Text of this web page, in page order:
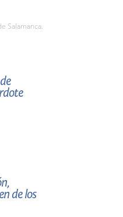
Salamanca.
de los